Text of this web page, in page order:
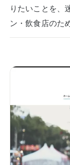
りたいことを、
ン・飲食店のた